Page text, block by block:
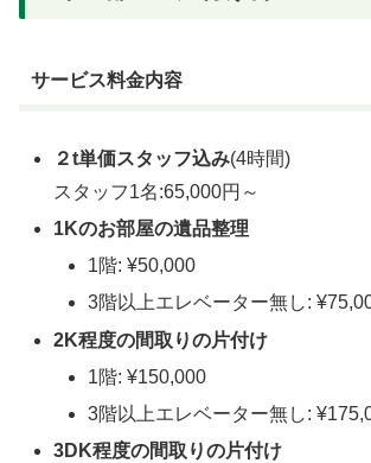
サービス料金内容
２t単価スタッフ込み(4時間)
スタッフ1名:65,000円～
1Kのお部屋の遺品整理
1階: ¥50,000
3階以上エレベーター無し:
2K程度の間取りの片付け
1階: ¥150,000
3階以上エレベーター無し:
3DK程度の間取りの片付け